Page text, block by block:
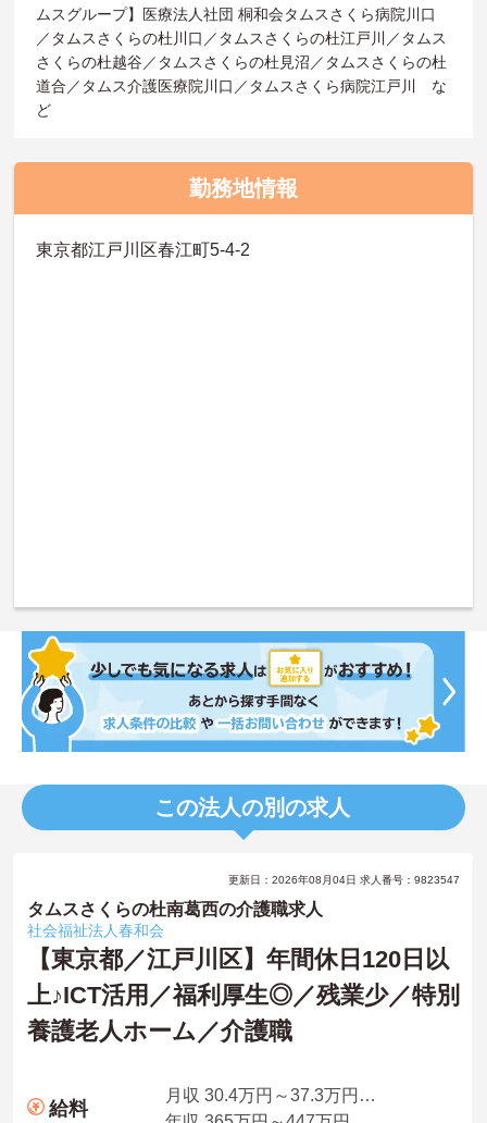
ムスグループ】医療法人社団 桐和会タムスさくら病院川口
／タムスさくらの杜川口／タムスさくらの杜江戸川／タムス
さくらの杜越谷／タムスさくらの杜見沼／タムスさくらの杜
道合／タムス介護医療院川口／タムスさくら病院江戸川 な
ど
勤務地情報
東京都江戸川区春江町5-4-2
この法人の別の求人
更新日：2026年08月04日 求人番号：9823547
タムスさくらの杜南葛西の介護職求人
社会福祉法人春和会
【東京都／江戸川区】年間休日120日以
上♪ICT活用／福利厚生◎／残業少／特別
養護老人ホーム／介護職
給料
月収 30.4万円～37.3万円程度（夜勤4回分・処遇改善手当込み）